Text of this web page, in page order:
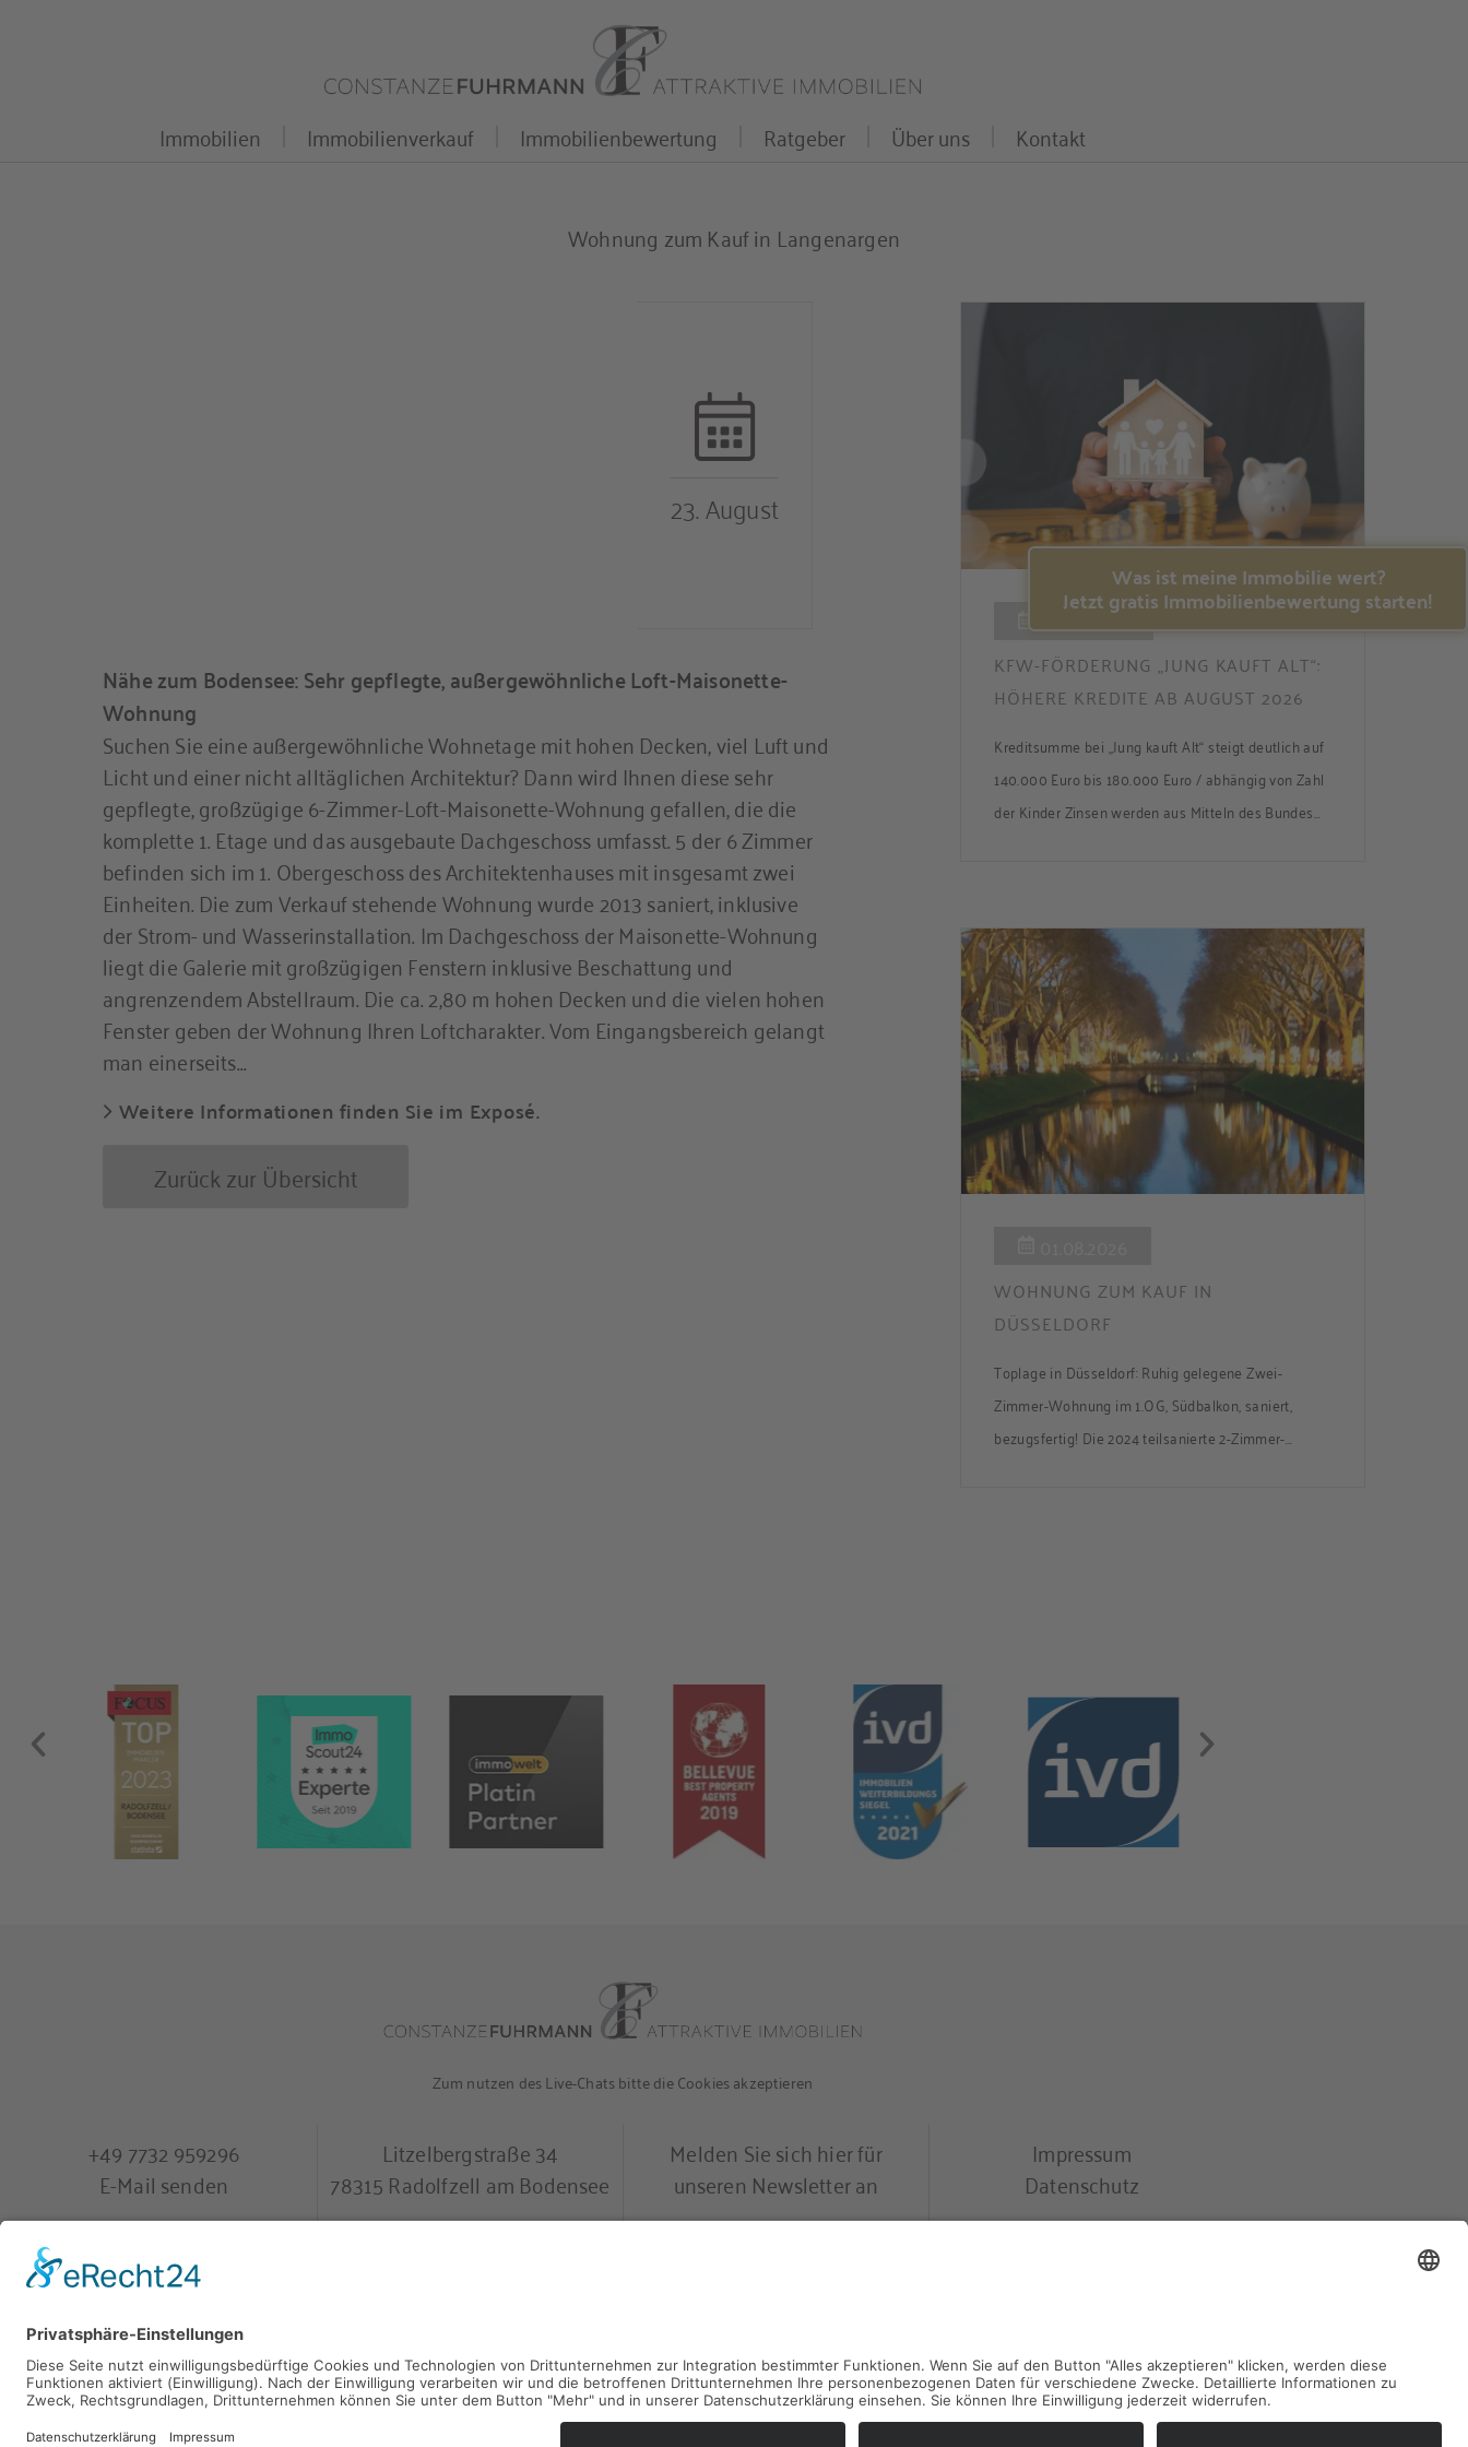
Immobilien
Immobilienverkauf Immobilienbewertung Ratgeber Über uns Kontakt
Wohnung zum Kauf in Langenargen
23. August
Nähe zum Bodensee: Sehr gepflegte, außergewöhnliche Loft-Maisonette-
Wohnung
Suchen Sie eine außergewöhnliche Wohnetage mit hohen Decken, viel Luft und
Licht und einer nicht alltäglichen Architektur? Dann wird Ihnen diese sehr
gepflegte, großzügige 6-Zimmer-Loft-Maisonette-Wohnung gefallen, die die
komplette 1. Etage und das ausgebaute Dachgeschoss umfasst. 5 der 6 Zimmer
befinden sich im 1. Obergeschoss des Architektenhauses mit insgesamt zwei
Einheiten. Die zum Verkauf stehende Wohnung wurde 2013 saniert, inklusive
der Strom- und Wasserinstallation. Im Dachgeschoss der Maisonette-Wohnung
liegt die Galerie mit großzügigen Fenstern inklusive Beschattung und
angrenzendem Abstellraum. Die ca. 2,80 m hohen Decken und die vielen hohen
Fenster geben der Wohnung Ihren Loftcharakter. Vom Eingangsbereich gelangt
man einerseits...
Weitere Informationen finden Sie im Exposé.
Zurück zur Übersicht
06.08.2026
KFW-FÖRDERUNG „JUNG KAUFT ALT“:
HÖHERE KREDITE AB AUGUST 2026
Kreditsumme bei „Jung kauft Alt“ steigt deutlich auf
140.000 Euro bis 180.000 Euro / abhängig von Zahl
der Kinder Zinsen werden aus Mitteln des Bundes
Sanierung binnen 54 Monaten nach Förderzusage /
Sanierung in Einzelmaßnahmen […]
WOHNUNG ZUM KAUF IN
DÜSSELDORF
Toplage in Düsseldorf: Ruhig gelegene Zwei-
Zimmer-Wohnung im 1.OG, Südbalkon, saniert,
bezugsfertig! Die 2024 teilsanierte 2-Zimmer-
Zum nutzen des Live-Chats bitte die Cookies akzeptieren
+49 7732 959296
E-Mail senden
Litzelbergstraße 34
78315 Radolfzell am Bodensee
Melden Sie sich hier für
unseren Newsletter an
Impressum
Datenschutz
40 Bewertungen 9,0
provided by
Was ist meine Immobilie wert?
Jetzt gratis Immobilienbewertung starten!